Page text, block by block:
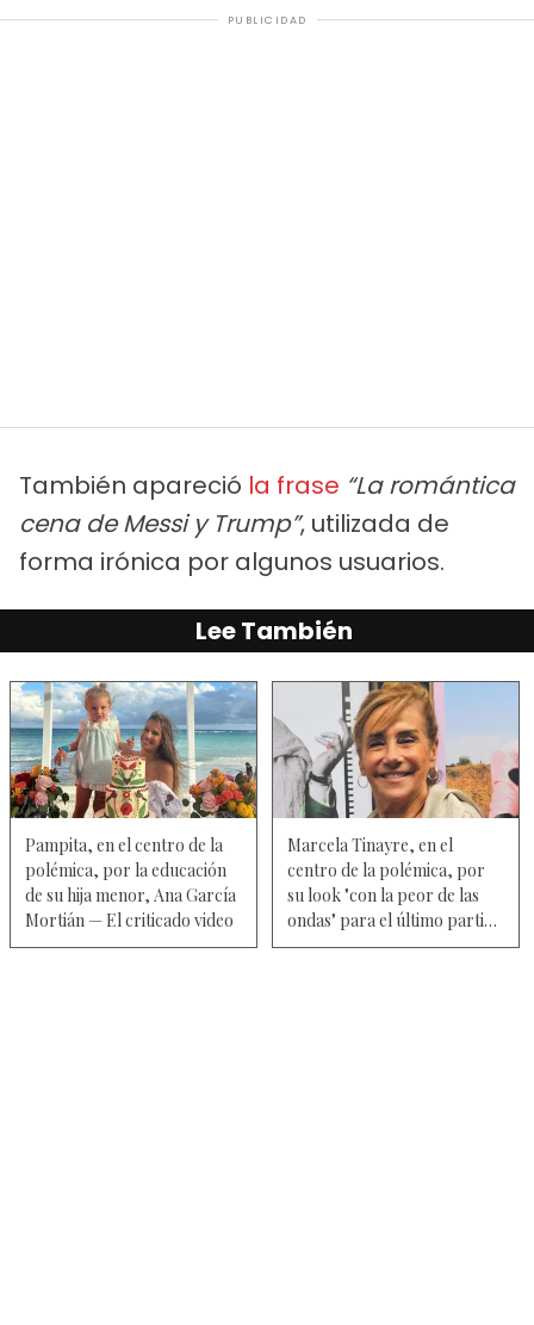
PUBLICIDAD
También apareció la frase “La romántica
cena de Messi y Trump”, utilizada de
forma irónica por algunos usuarios.
Lee También
Pampita, en el centro de la
polémica, por la educación
de su hija menor, Ana García
Mortián — El criticado video
Marcela Tinayre, en el
centro de la polémica, por
su look "con la peor de las
ondas" para el último partido
de Argentina en el Mundial